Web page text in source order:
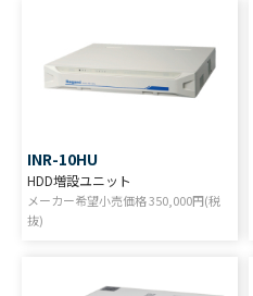
INR-10HU
HDD増設ユニット
メーカー希望小売価格350,000円(税
抜)